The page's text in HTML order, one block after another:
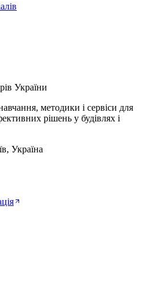
України
методики і сервіси для
рішень у будівлях і
Україна